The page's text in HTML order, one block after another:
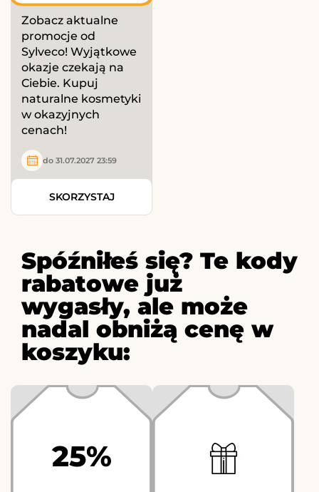
Zobacz aktualne
promocje od
Sylveco! Wyjątkowe
okazje czekają na
Ciebie. Kupuj
naturalne kosmetyki
w okazyjnych
cenach!
do 31.07.2027 23:59
SKORZYSTAJ
Spóźniłeś się? Te kody
rabatowe już
wygasły, ale może
nadal obniżą cenę w
koszyku:
25%